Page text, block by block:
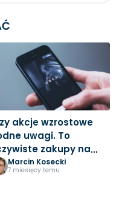
akcje wzrostowe
uwagi. To
zakupy na
rok
Marcin Kosecki
7 miesięcy temu